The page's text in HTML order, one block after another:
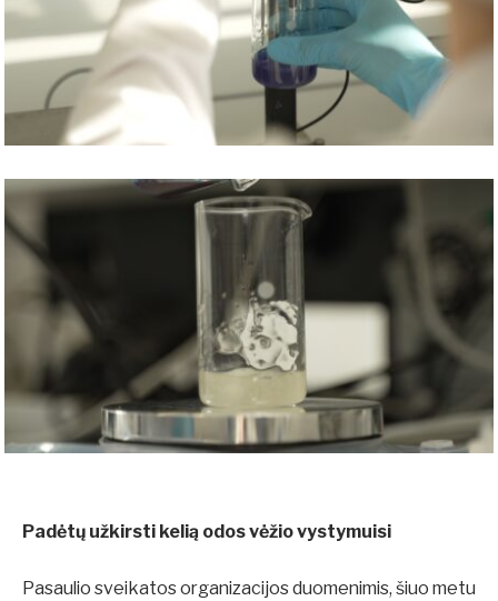
Padėtų užkirsti kelią odos vėžio vystymuisi
Pasaulio sveikatos organizacijos duomenimis, šiuo metu